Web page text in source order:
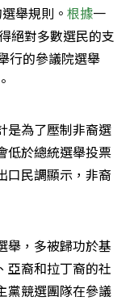
舉規則。 根據一
絕對多數選民的支
行的參議院選舉
是為了壓制非裔選
低於總統選舉投票
口民調顯示，非裔
舉，多被歸功於基
亞裔和拉丁裔的社
黨競選團隊在參議